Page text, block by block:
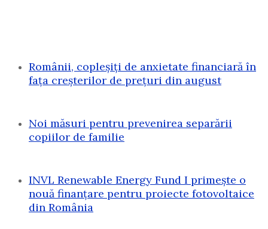
Românii, copleșiți de anxietate financiară în
fața creșterilor de prețuri din august
Noi măsuri pentru prevenirea separării
copiilor de familie
INVL Renewable Energy Fund I primește o
nouă finanțare pentru proiecte fotovoltaice
din România